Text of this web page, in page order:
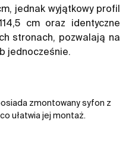
jednak wyjątkowy profil
cm oraz identyczne
stronach, pozwalają na
jednocześnie.
zmontowany syfon z
ułatwia jej montaż.